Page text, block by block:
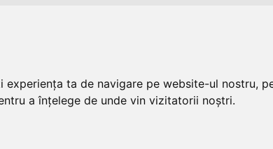
ta de navigare pe website-ul nostru,
a înțelege de unde vin vizitatorii noștri.